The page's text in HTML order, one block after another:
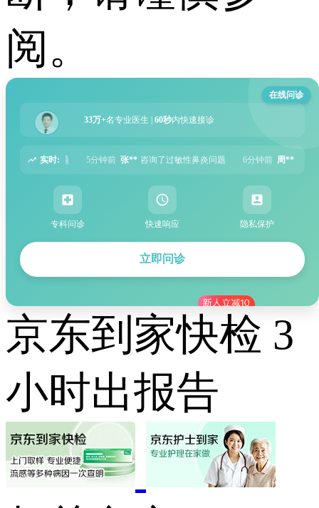
阅。
在线问诊
33万+名专业医生 | 60秒内快速接诊
实时:
咨询了过敏性鼻炎问题 6分钟前 周** 咨询了胃痛问题 8分钟前 王**
专科问诊 快速响应 隐私保护
立即问诊
京东到家快检 3
小时出报告